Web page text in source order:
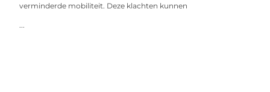
verminderde mobiliteit. Deze klachten kunnen
...